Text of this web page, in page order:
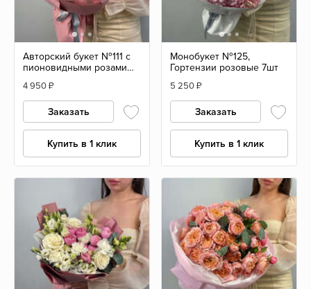
Авторский букет №111 с
пионовидными розами
4 950₽
Заказать
Купить в 1 клик
Монобукет №125,
Гортензии розовые 7шт
5 250₽
Заказать
Купить в 1 клик